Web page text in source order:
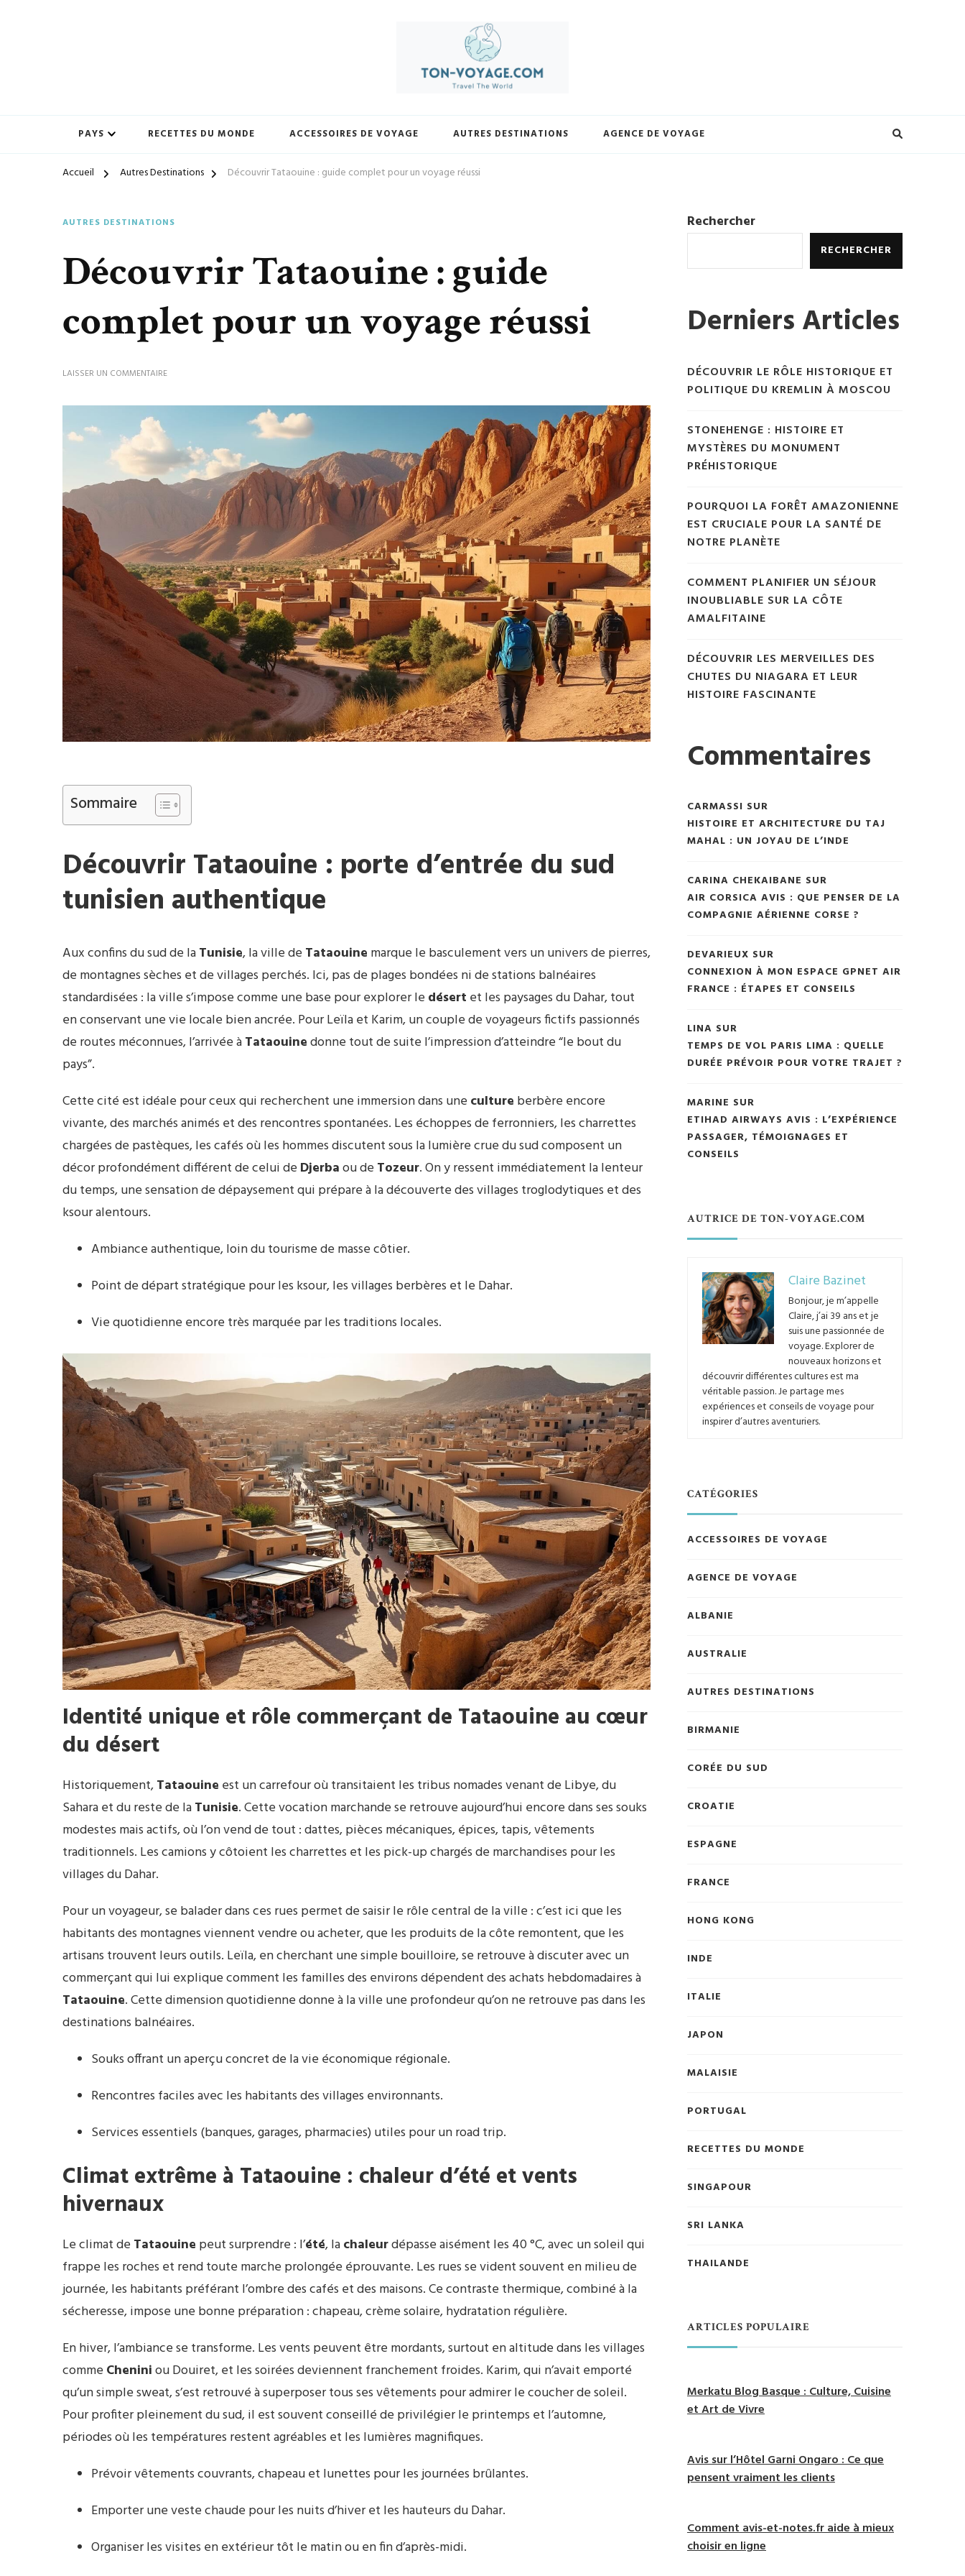
PAYS RECETTES DU MONDE ACCESSOIRES DE VOYAGE AUTRES DESTINATIONS AGENCE DE VOYAGE
Accueil Autres Destinations Découvrir Tataouine : guide complet pour un voyage réussi
AUTRES DESTINATIONS
Découvrir Tataouine : guide
complet pour un voyage réussi
LAISSER UN COMMENTAIRESUR
:
COMPLET
POUR
VOYAGE
RÉUSSI
Sommaire
DécouvrirTataouine : porte d’entrée du sud
tunisien authentique
Aux confins du sud de laTunisie, la ville de Tataouine marque le basculement vers un univers de pierres,
de montagnes sèches et de villages perchés. Ici, pas de plages bondées ni de stations balnéaires
standardisées : la ville s’impose comme une base pour explorer le désert et les paysages du Dahar, tout
en conservant une vie locale bien ancrée. Pour Leïla et Karim, un couple de voyageurs fictifs passionnés
de routes méconnues, l’arrivée àTataouinedonne tout de suite l’impression d’atteindre “le bout du
pays”.
Cette cité est idéale pour ceux qui recherchent une immersion dans une culture berbère encore
vivante, des marchés animés et des rencontres spontanées. Les échoppes de ferronniers, les charrettes
chargées de pastèques, les cafés où les hommes discutent sous la lumière crue du sud composent un
décor profondément différent de celui de Djerbaou de Tozeur. On y ressent immédiatement la lenteur
du temps, une sensation de dépaysement qui prépare à la découverte des villages troglodytiques et des
ksour alentours.
Ambiance authentique, loin du tourisme de masse côtier.
Point de départ stratégique pour les ksour, les villages berbères et le Dahar.
Vie quotidienne encore très marquée par les traditions locales.
Identité unique et rôle commerçant de Tataouine au cœur
du désert
Historiquement,Tataouine est un carrefour où transitaient les tribus nomades venant de Libye, du
Sahara et du reste de laTunisie. Cette vocation marchande se retrouve aujourd’hui encore dans ses souks
modestes mais actifs, où l’on vend de tout : dattes, pièces mécaniques, épices, tapis, vêtements
traditionnels. Les camions y côtoient les charrettes et les pick-up chargés de marchandises pour les
villages du Dahar.
Pour un voyageur, se balader dans ces rues permet de saisir le rôle central de la ville : c’est ici que les
habitants des montagnes viennent vendre ou acheter, que les produits de la côte remontent, que les
artisans trouvent leurs outils. Leïla, en cherchant une simple bouilloire, se retrouve à discuter avec un
commerçant qui lui explique comment les familles des environs dépendent des achats hebdomadaires à
Tataouine. Cette dimension quotidienne donne à la ville une profondeur qu’on ne retrouve pas dans les
destinations balnéaires.
Souks offrant un aperçu concret de la vie économique régionale.
Rencontres faciles avec les habitants des villages environnants.
Services essentiels (banques, garages, pharmacies) utiles pour un road trip.
Climat extrême à Tataouine : chaleur d’été et vents
hivernaux
Le climat de Tataouine peut surprendre : l’été, lachaleurdépasse aisément les 40 °C, avec un soleil qui
frappe les roches et rend toute marche prolongée éprouvante. Les rues se vident souvent en milieu de
journée, les habitants préférant l’ombre des cafés et des maisons. Ce contraste thermique, combiné à la
sécheresse, impose une bonne préparation : chapeau, crème solaire, hydratation régulière.
En hiver, l’ambiance se transforme. Les vents peuvent être mordants, surtout en altitude dans les villages
comme Cheniniou Douiret, et les soirées deviennent franchement froides. Karim, qui n’avait emporté
qu’un simple sweat, s’est retrouvé à superposer tous ses vêtements pour admirer le coucher de soleil.
Pour profiter pleinement du sud, il est souvent conseillé de privilégier le printemps et l’automne,
périodes où les températures restent agréables et les lumières magnifiques.
Prévoir vêtements couvrants, chapeau et lunettes pour les journées brûlantes.
Emporter une veste chaude pour les nuits d’hiver et les hauteurs du Dahar.
Organiser les visites en extérieur tôt le matin ou en fin d’après-midi.
Rechercher
RECHERCHER
Derniers Articles
DÉCOUVRIR LE RÔLE HISTORIQUE ET
POLITIQUE DU KREMLIN À MOSCOU
STONEHENGE : HISTOIRE ET
MYSTÈRES DU MONUMENT
PRÉHISTORIQUE
POURQUOI LA FORÊT AMAZONIENNE
EST CRUCIALE POUR LA SANTÉ DE
NOTRE PLANÈTE
COMMENT PLANIFIER UN SÉJOUR
INOUBLIABLE SUR LA CÔTE
AMALFITAINE
DÉCOUVRIR LES MERVEILLES DES
CHUTES DU NIAGARA ET LEUR
HISTOIRE FASCINANTE
Commentaires
CARMASSI SUR
HISTOIRE ET ARCHITECTURE DU TAJ
MAHAL : UN JOYAU DE L’INDE
CARINA CHEKAIBANE SUR
AIR CORSICA AVIS : QUE PENSER DE LA
COMPAGNIE AÉRIENNE CORSE ?
DEVARIEUX SUR
CONNEXION À MON ESPACE GPNET AIR
FRANCE : ÉTAPES ET CONSEILS
LINA SUR
TEMPS DE VOL PARIS LIMA : QUELLE
DURÉE PRÉVOIR POUR VOTRE TRAJET ?
MARINE SUR
ETIHAD AIRWAYS AVIS : L’EXPÉRIENCE
PASSAGER, TÉMOIGNAGES ET
CONSEILS
AUTRICE DE TON-VOYAGE.COM
Claire Bazinet
Bonjour, je m’appelle
Claire, j’ai 39 ans et je
suis une passionnée de
voyage. Explorer de
nouveaux horizons et
découvrir différentes cultures est ma
véritable passion. Je partage mes
expériences et conseils de voyage pour
inspirer d’autres aventuriers.
CATÉGORIES
ACCESSOIRES DE VOYAGE
AGENCE DE VOYAGE
ALBANIE
AUSTRALIE
AUTRES DESTINATIONS
BIRMANIE
CORÉE DU SUD
CROATIE
ESPAGNE
FRANCE
HONG KONG
INDE
ITALIE
JAPON
MALAISIE
PORTUGAL
RECETTES DU MONDE
SINGAPOUR
SRI LANKA
THAILANDE
ARTICLES POPULAIRE
Merkatu Blog Basque : Culture, Cuisine
et Art de Vivre
Avis sur l’Hôtel Garni Ongaro : Ce que
pensent vraiment les clients
Comment avis-et-notes.fr aide à mieux
choisir en ligne